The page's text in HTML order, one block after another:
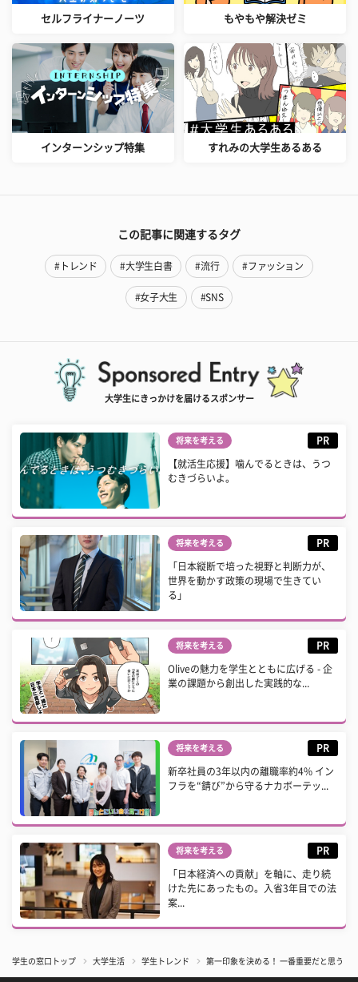
セルフライナーノーツ もやもや解決ゼミ
インターンシップ特集 すれみの大学生あるある
この記事に関連するタグ
#トレンド #大学生白書 #流行 #ファッション
#女子大生 #SNS
大学生にきっかけを届けるスポンサー
将来を考える PR
【就活生応援】噛んでるときは、うつ
むきづらいよ。
将来を考える PR
「日本縦断で培った視野と判断力が、
世界を動かす政策の現場で生きてい
る」
将来を考える PR
Oliveの魅力を学生とともに広げる - 企
業の課題から創出した実践的な...
将来を考える PR
新卒社員の3年以内の離職率約4% イン
フラを“錆び”から守るナカボーテッ...
将来を考える PR
「日本経済への貢献」を軸に、走り続
けた先にあったもの。入省3年目での法
案...
学生の窓口トップ 大学生活 学生トレンド 第一印象を決める！ 一番重要だと思う